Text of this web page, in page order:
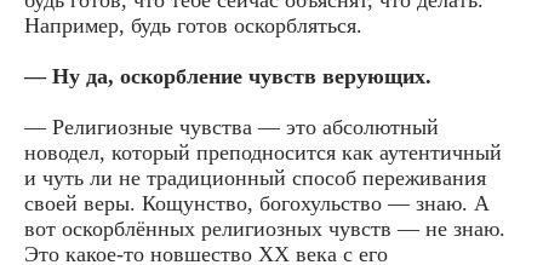
Например, будь готов оскорбляться.
— Ну да, оскорбление чувств верующих.
— Религиозные чувства — это абсолютный
новодел, который преподносится как аутентичный
и чуть ли не традиционный способ переживания
своей веры. Кощунство, богохульство — знаю. А
вот оскорблённых религиозных чувств — не знаю.
Это какое-то новшество XX века с его